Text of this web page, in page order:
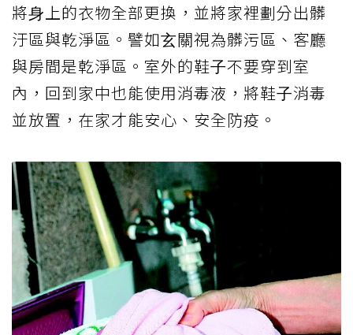
將⾝上的衣物全部更換，並將家裡劃分出髒
汙區與乾淨區。譬如⽞關視為髒污區、客廳
與房間是乾淨區。室外的鞋⼦不要穿到室
內，回到家中也能使⽤消毒液，將鞋⼦消毒
並放置，在家才能安⼼、安全防疫。